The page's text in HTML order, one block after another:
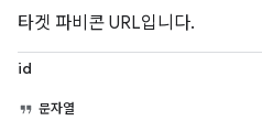
타겟 파비콘 URL입니다.
id
문자열